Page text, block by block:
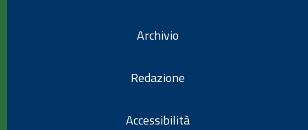
Archivio
Redazione
Accessibilità